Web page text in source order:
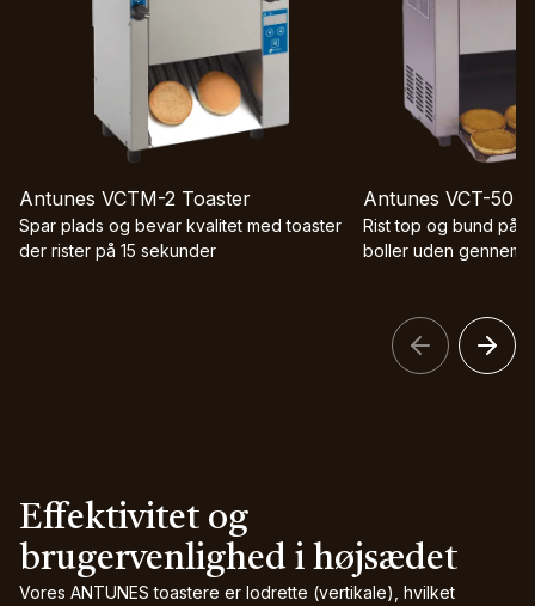
Antunes VCTM-2 Toaster
Spar plads og bevar kvalitet med toaster
der rister på 15 sekunder
Antunes VCT-50
Rist top og bund på
boller uden
Effektivitet og
brugervenlighed i højsædet
Vores ANTUNES toastere er lodrette (vertikale), hvilket